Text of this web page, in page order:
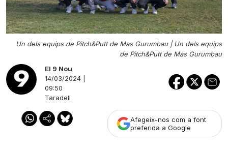
Un dels equips de Pitch&Putt de Mas Gurumbau |Un dels equips
de Pitch&Putt de Mas Gurumbau
El 9 Nou
14/03/2024 |
09:50
Taradell
Afegeix-nos com a font
preferida a Google